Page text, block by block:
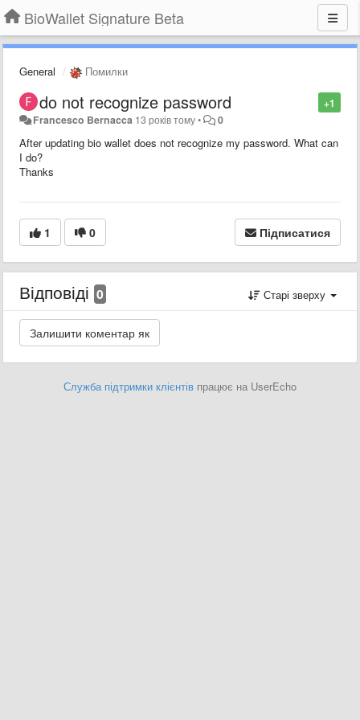
BioWallet Signature Beta
General Помилки
+1
do not recognize password
Francesco Bernacca 13 років тому• 0
After updating bio wallet does not recognize my password. What can
I do?
Thanks
1 0 Підписатися
Відповіді 0 Старі зверху
Служба підтримки клієнтів працює на UserEcho